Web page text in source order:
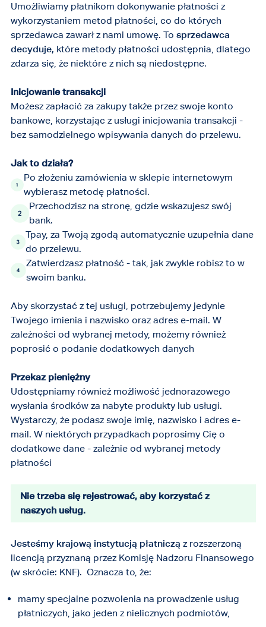
Umożliwiamy płatnikom dokonywanie płatności z
wykorzystaniem metod płatności, co do których
sprzedawca zawarł z nami umowę. To sprzedawca
decyduje, które metody płatności udostępnia, dlatego
zdarza się, że niektóre z nich są niedostępne.
Inicjowanie transakcji
Możesz zapłacić za zakupy także przez swoje konto
bankowe, korzystając z usługi inicjowania transakcji -
bez samodzielnego wpisywania danych do przelewu.
Jak to działa?
Po złożeniu zamówienia w sklepie internetowym
wybierasz metodę płatności.
Przechodzisz na stronę, gdzie wskazujesz swój
bank.
Tpay, za Twoją zgodą automatycznie uzupełnia dane
do przelewu.
Zatwierdzasz płatność - tak, jak zwykle robisz to w
swoim banku.
Aby skorzystać z tej usługi, potrzebujemy jedynie
Twojego imienia i nazwisko oraz adres e-mail. W
zależności od wybranej metody, możemy również
poprosić o podanie dodatkowych danych
Przekaz pieniężny
Udostępniamy również możliwość jednorazowego
wysłania środków za nabyte produkty lub usługi.
Wystarczy, że podasz swoje imię, nazwisko i adres e-
mail. W niektórych przypadkach poprosimy Cię o
dodatkowe dane - zależnie od wybranej metody
płatności
Nie trzeba się rejestrować, aby korzystać z
naszych usług.
Jesteśmy krajową instytucją płatniczą z rozszerzoną
licencją przyznaną przez Komisję Nadzoru Finansowego
(w skrócie: KNF). Oznacza to, że:
mamy specjalne pozwolenia na prowadzenie usług
płatniczych, jako jeden z nielicznych podmiotów,